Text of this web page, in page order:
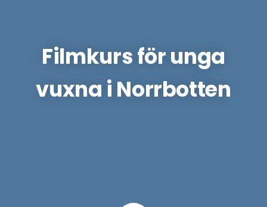
Filmkurs för unga
vuxna i Norrbotten